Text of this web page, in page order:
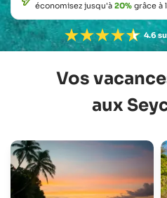
économisez jusqu'à 20% grâce à
4.6
Vos
aux